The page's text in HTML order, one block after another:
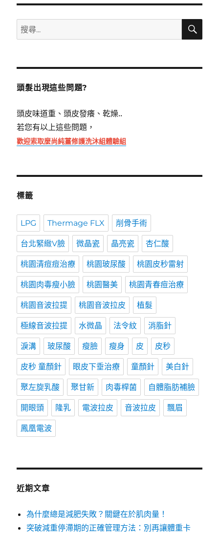
搜
尋
鍵
搜
頭髮出現這些問題?
頭皮味道重、頭皮發癢、乾燥..
若您有以上這些問題，
歡迎索取麼尚純薑修護洗沐組體驗組
標籤
LPG Thermage FLX 削骨手術
台北緊緻V臉 微晶瓷 晶亮瓷 杏仁酸
桃園清痘痘治療 桃園玻尿酸 桃園皮秒雷射
桃園肉毒瘦小臉 桃園醫美 桃園青春痘治療
桃園音波拉提 桃園音波拉皮 植髮
極線音波拉提 水微晶 法令紋 消脂針
淚溝 玻尿酸 瘦臉 瘦身 皮 皮秒
皮秒 童顏針 眼皮下垂治療 童顏針 美白針
聚左旋乳酸 聚甘新 肉毒桿菌 自體脂肪補臉
開眼頭 隆乳 電波拉皮 音波拉皮 飄眉
鳳凰電波
近期文章
為什麼總是減肥失敗？關鍵在於肌肉量！
突破減重停滯期的正確管理方法：別再讓體重卡